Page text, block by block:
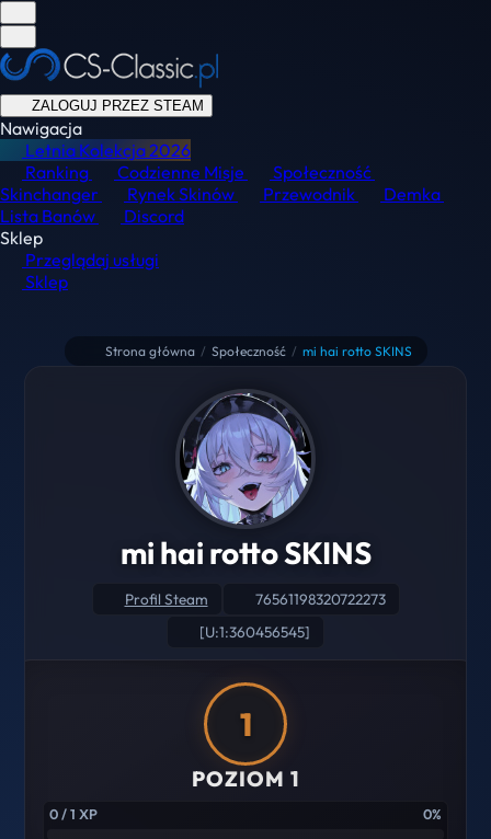
ZALOGUJ PRZEZ STEAM
Nawigacja
Letnia Kolekcja2026
Ranking
Codzienne Misje
Społeczność
Skinchanger
Rynek Skinów Przewodnik
Demka
Lista Banów
Discord
Sklep
Przeglądaj usługi
Sklep
Strona główna / Społeczność / mi hai rotto SKINS
mi hai rotto SKINS
Profil Steam
76561198320722273
[U:1:360456545]
1
POZIOM 1
0 / 1 XP 0%